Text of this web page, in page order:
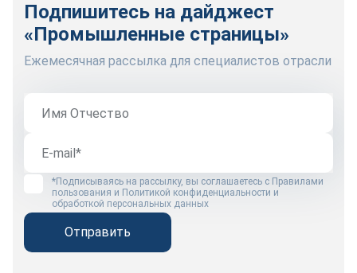
Подпишитесь на дайджест
«Промышленные страницы»
Ежемесячная рассылка для специалистов отрасли
*Подписываясь на рассылку, вы соглашаетесь с Правилами
пользования и Политикой конфиденциальности и
обработкой персональных данных
Отправить